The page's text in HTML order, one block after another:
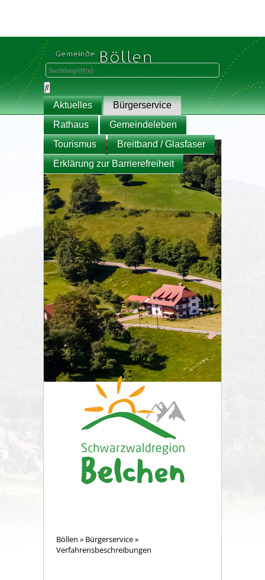
Aktuelles
Bürgerservice
Rathaus
Gemeindeleben
Tourismus
Breitband / Glasfaser
Erklärung zur Barrierefreiheit
Böllen » Bürgerservice»
Verfahrensbeschreibungen